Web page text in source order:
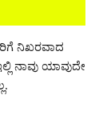
ನಿಖರವಾದ
ನಾವು ಯಾವುದೇ